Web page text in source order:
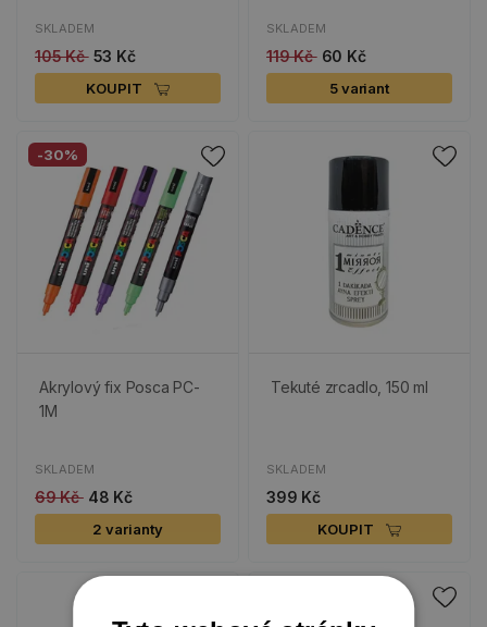
SKLADEM
105 Kč 53 Kč
KOUPIT
SKLADEM
119 Kč 60 Kč
5 variant
-30%
Akrylový fix Posca PC-
1M
SKLADEM
69 Kč 48 Kč
2 varianty
Tekuté zrcadlo, 150 ml
SKLADEM
399 Kč
KOUPIT